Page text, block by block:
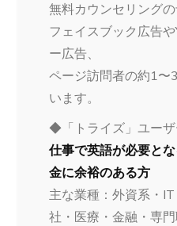
無料カウンセリング
フェイスブック広告
ー広告、
ページ訪問者の約1〜
います。
◆「トライズ」ユー
仕事で英語が必要と
金に余裕のある方
主な業種：外資系・
社・医療・金融・専